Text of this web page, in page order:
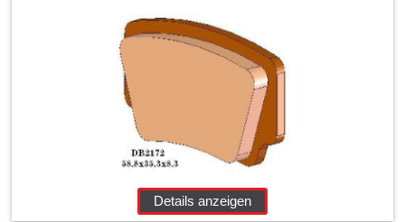
Details anzeigen